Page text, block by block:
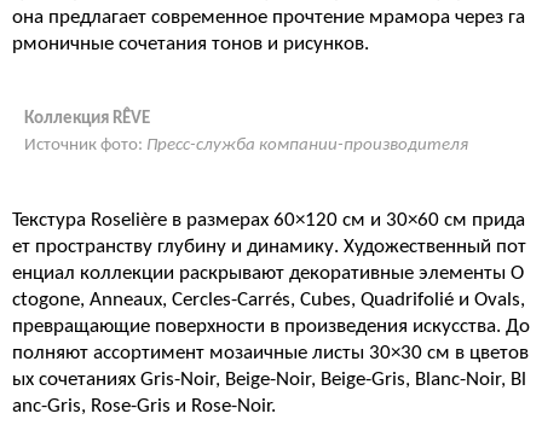
она предлагает современное прочтение мрамора через га
рмоничные сочетания тонов и рисунков.
Коллекция RÊVE
Источник фото: Пресс-служба компании-производителя
Текстура Roselière в размерах 60×120 см и 30×60 см прида
ет пространству глубину и динамику. Художественный пот
енциал коллекции раскрывают декоративные элементы O
ctogone, Anneaux, Cercles-Carrés, Cubes, Quadrifolié и Ovals,
превращающие поверхности в произведения искусства. До
полняют ассортимент мозаичные листы 30×30 см в цветов
ых сочетаниях Gris-Noir, Beige-Noir, Beige-Gris, Blanc-Noir, Bl
anc-Gris, Rose-Gris и Rose-Noir.